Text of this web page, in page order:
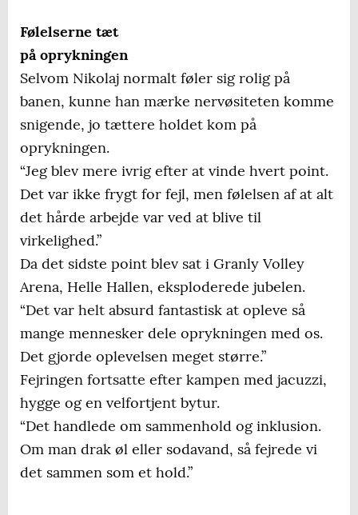
Følelserne tæt
på oprykningen
Selvom Nikolaj normalt føler sig rolig på
banen, kunne han mærke nervøsiteten komme
snigende, jo tættere holdet kom på
oprykningen.
“Jeg blev mere ivrig efter at vinde hvert point.
Det var ikke frygt for fejl, men følelsen af at alt
det hårde arbejde var ved at blive til
virkelighed.”
Da det sidste point blev sat i Granly Volley
Arena, Helle Hallen, eksploderede jubelen.
“Det var helt absurd fantastisk at opleve så
mange mennesker dele oprykningen med os.
Det gjorde oplevelsen meget større.”
Fejringen fortsatte efter kampen med jacuzzi,
hygge og en velfortjent bytur.
“Det handlede om sammenhold og inklusion.
Om man drak øl eller sodavand, så fejrede vi
det sammen som et hold.”